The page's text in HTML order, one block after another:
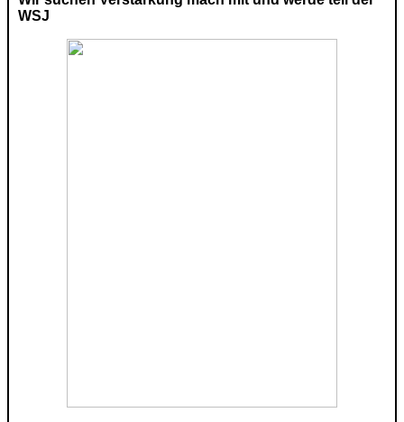
WSJ